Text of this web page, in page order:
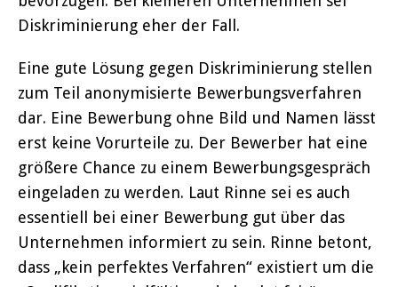
Diskriminierung eher der Fall.
Eine gute Lösung gegen Diskriminierung stellen
zum Teil anonymisierte Bewerbungsverfahren
dar. Eine Bewerbung ohne Bild und Namen lässt
erst keine Vorurteile zu. Der Bewerber hat eine
größere Chance zu einem Bewerbungsgespräch
eingeladen zu werden. Laut Rinne sei es auch
essentiell bei einer Bewerbung gut über das
Unternehmen informiert zu sein. Rinne betont,
dass „kein perfektes Verfahren“ existiert um die